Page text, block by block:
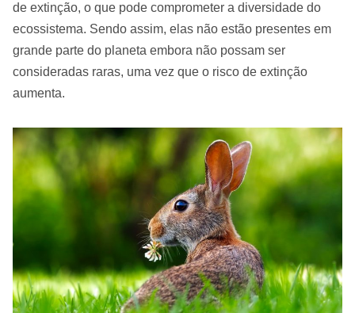
de extinção, o que pode comprometer a diversidade do
ecossistema. Sendo assim, elas não estão presentes em
grande parte do planeta embora não possam ser
consideradas raras, uma vez que o risco de extinção
aumenta.